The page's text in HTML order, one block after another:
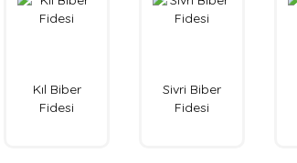
Kıl Biber
Fidesi
Sivri Biber
Fidesi